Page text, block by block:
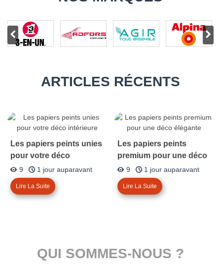
ARTICLES RÉCENTS
Les papiers peints unies
pour votre déco
intérieure
9 1 jour auparavant
Lire La Suite
Les papiers peints
premium pour une déco
élégante
9 1 jour auparavant
Lire La Suite
QUI SOMMES-NOUS ?